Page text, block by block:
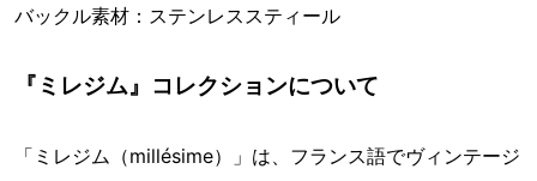
バックル素材：ステンレススティール
『ミレジム』コレクションについて
「ミレジム（millésime）」は、フランス語でヴィンテージ